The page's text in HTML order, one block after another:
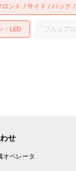
ロント サイド バック
LED フルエアロ
せ
オペレータ